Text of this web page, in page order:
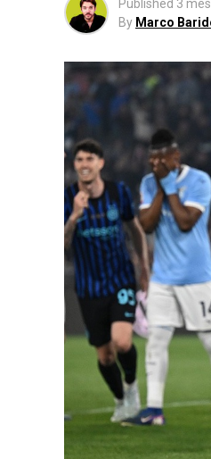
Published 3
By Marco